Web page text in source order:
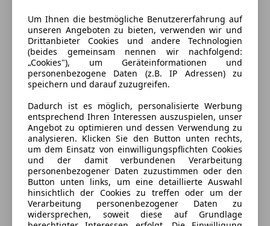
Energieverbrauch
Schadstoffklasse
Euro 6
Kraftstoff
Benzin
CO₂-Emissionen
308 g/km (komb.)
Um Ihnen die bestmögliche Benutzererfahrung auf
unseren Angeboten zu bieten, verwenden wir und
Drittanbieter Cookies und andere Technologien
(beides gemeinsam nennen wir nachfolgend:
„Cookies"), um Geräteinformationen und
personenbezogene Daten (z.B. IP Adressen) zu
speichern und darauf zuzugreifen.
Dadurch ist es möglich, personalisierte Werbung
entsprechend Ihren Interessen auszuspielen, unser
Angebot zu optimieren und dessen Verwendung zu
analysieren. Klicken Sie den Button unten rechts,
um dem Einsatz von einwilligungspflichten Cookies
und der damit verbundenen Verarbeitung
personenbezogener Daten zuzustimmen oder den
Button unten links, um eine detaillierte Auswahl
hinsichtlich der Cookies zu treffen oder um der
Verarbeitung personenbezogener Daten zu
widersprechen, soweit diese auf Grundlage